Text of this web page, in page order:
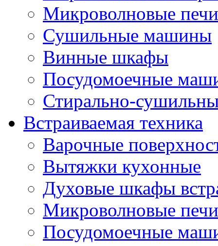
Микроволновые печи
Сушильные машины
Винные шкафы
Посудомоечные
Стирально-
Встраиваемая техника
Варочные
Вытяжки кухонные
Духовые шкафы
Микроволновые
Посудомоечные